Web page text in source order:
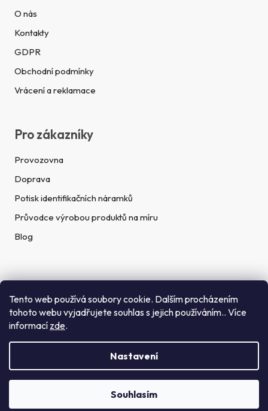
Tento web používá soubory cookie. Dalším procházením
tohoto webu vyjadřujete souhlas s jejich používáním.. Více
informací zde.
Nastavení
Souhlasím
O nás
Kontakty
GDPR
Obchodní podmínky
Vrácení a reklamace
Pro zákazníky
Provozovna
Doprava
Potisk identifikačních náramků
Průvodce výrobou produktů na míru
Blog
Rychlé kontakty
Telefon:
(+420) 272 702 212
info@getid.cz